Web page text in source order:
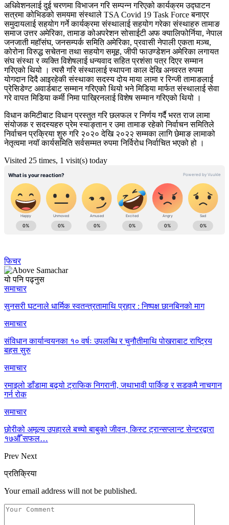
अधिवेशनलाई दुई चरणमा विभाजन गरि सम्पन्न गरिएको कार्यक्रम उद्घाटन
सत्रमा कोभिडको समयमा संस्थाले TSA Covid 19 Task Force बनाएर
समुदायलाई सहयोग गर्ने कार्यक्रमा संस्थालाई सहयोग गरेका संस्थाहरु तामाङ
समाज उत्तर अमेरिका, तामाङ कोअपरेशन सोसाईटी अफ क्यालिफोर्निया, नेपाल
जनजाती महॉसंघ, जनसम्पर्क समिति अमेरिका, प्रवासी नेपाली एकता मञ्च,
कोरोना विरुद्ध सचेतना तथा सहयोग समूह, जीपी फाउण्डेशन अमेरिका लगायत
संघ संस्था र व्यक्ति विशेषलाई धन्यवाद सहित प्रशंसा पत्र दिएर सम्मान
गरिएको थियो । त्यसै गरि संस्थालाई स्थापना काल देखि अनवरत रुपमा
योगदान दिदै आइरहेकी संस्थाका सदस्य दोय माया लामा र रिन्जी तामाङलाई
प्रेसिडेण्ट अवार्डबाट सम्मान गरिएको थियो भने मिडिया मार्फत संस्थालाई सेवा
गरे वापत मिडिया कर्मी निमा पाख्रिनलाई विशेष सम्मान गरिएको थियो ।
विधान कमिटीबाट विधान प्रस्तुत गरि छलफल र निर्णय गर्दै भरत राज लामा
संयोजक र सदस्यहरु प्रेम स्याङ्तान र उमा तामाङ रहेको निर्वाचन समितिले
निर्वाचन प्रक्रिया शुरु गरि २०२० देखि २०२२ सम्मका लागि छेमाङ लामाको
नेतृत्वमा नयॉ कार्यसमिति सर्वसम्मत रुपमा निर्विरोध निर्वाचित भएको हो ।
Visited 25 times, 1 visit(s) today
फिचर
यो पनि पढ्नुस
समाचार
सुनसरी घटनाले धार्मिक स्वतन्त्रतामाथि प्रहार : निष्पक्ष छानबिनको माग
समाचार
संविधान कार्यान्वयनका १० वर्षः उपलब्धि र चुनौतीमाथि पोखराबाट राष्ट्रिय
बहस सुरु
समाचार
रमाइलो डाँडामा बढ्यो ट्राफिक निगरानी, जथाभावी पार्किङ र सडकमै नाचगान
गर्न रोक
समाचार
छोरीको अमूल्य उपहारले बच्यो बाबुको जीवन, किस्ट ट्रान्सप्लान्ट सेन्टरद्वारा
१७औँ सफल…
Prev Next
प्रतिक्रिया
Your email address will not be published.